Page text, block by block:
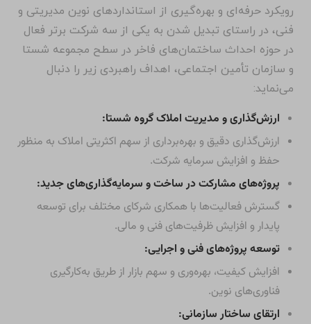
رویکرد حرفه‌ای و بهره‌گیری از استانداردهای نوین مدیریتی و
فنی، در راستای تبدیل شدن به یکی از سه شرکت برتر فعال
در حوزه احداث ساختمان‌های فاخر در سطح مجموعه شستا
و سازمان تأمین اجتماعی، اهداف راهبردی زیر را دنبال
می‌نماید:
ارزش‌گذاری و مدیریت املاک گروه شستا:
ارزش‌گذاری دقیق و بهره‌برداری از سهم اکثریتی املاک به منظور
حفظ و افزایش سرمایه شرکت.
پروژه‌های مشارکت در ساخت و سرمایه‌گذاری‌های جدید:
گسترش فعالیت‌ها با همکاری شرکای مختلف برای توسعه
پایدار و افزایش ظرفیت‌های فنی و مالی.
توسعه پروژه‌های فنی و اجرایی:
افزایش کیفیت، بهره‌وری و سهم بازار از طریق به‌کارگیری
فناوری‌های نوین.
ارتقای ساختار سازمانی: